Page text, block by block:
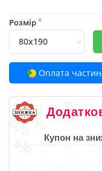
Розмір*
Оплата
Купон на